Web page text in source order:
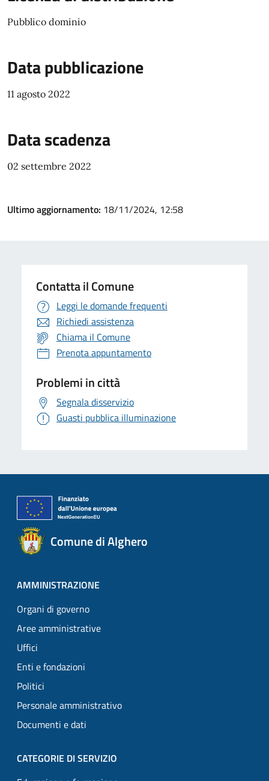
Pubblico dominio
Data pubblicazione
11 agosto 2022
Data scadenza
02 settembre 2022
Ultimo aggiornamento: 18/11/2024, 12:58
Contatta il Comune
Leggi le domande frequenti
Richiedi assistenza
Chiama il Comune
Prenota appuntamento
Problemi in città
Segnala disservizio
Guasti pubblica illuminazione
Comune di Alghero
AMMINISTRAZIONE
Organi di governo
Aree amministrative
Uffici
Enti e fondazioni
Politici
Personale amministrativo
Documenti e dati
CATEGORIE DI SERVIZIO